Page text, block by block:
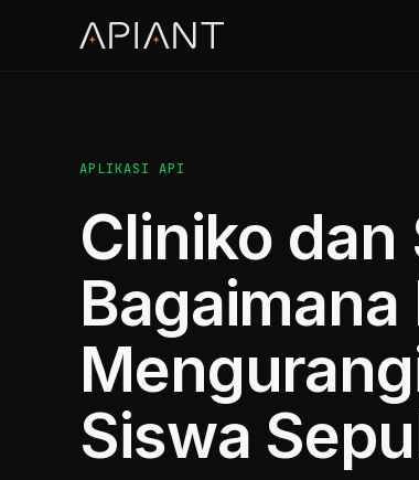
APLIKASI API
Cliniko dan
Siswa